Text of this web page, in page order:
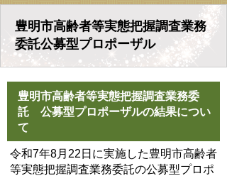
豊明市高齢者等実態把握調査業務
委託公募型プロポーザル
豊明市高齢者等実態把握調査業務委
託 公募型プロポーザルの結果につい
て
令和7年8月22日に実施した豊明市高齢者
等実態把握調査業務委託の公募型プロポ